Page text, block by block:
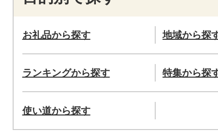
お礼品から探す 地域から探
ランキングから探す 特集から探
使い道から探す